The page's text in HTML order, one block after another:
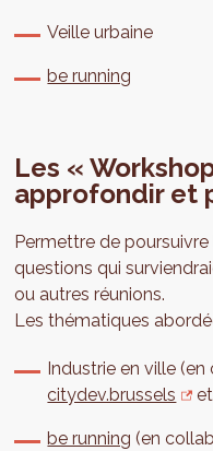
Veille urbaine
be running
Les «
approfondir et
Permettre de
questions qui
ou autres réunions.
Les thématiques
Industrie en ville
citydev.brussels
be running (en